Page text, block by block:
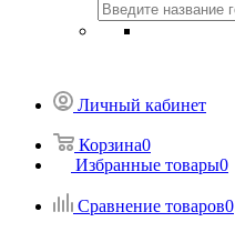
Личный кабинет
Корзина0
Избранные товары0
Сравнение товаров0